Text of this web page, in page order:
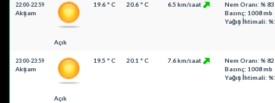
22:00-22:59
Akşam
Açık
19.6 ° C 20.6 ° C 6.5 km/saat
Nem Oranı: % 83
Basınç: 1008 mb
Yağış İhtimali:
23:00-23:59
Akşam
Açık
19.5 ° C 20.1 ° C 7.6 km/saat
Nem Oranı: % 82
Basınç: 1008 mb
Yağış İhtimali: